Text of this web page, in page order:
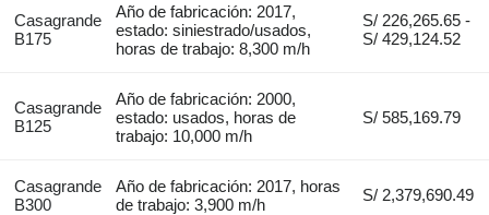
Casagrande
B175
Año de fabricación: 2017,
estado: siniestrado/usados,
horas de trabajo: 8,300 m/h
S/ 226,265.65 -
S/ 429,124.52
Casagrande
B125
Año de fabricación: 2000,
estado: usados, horas de
trabajo: 10,000 m/h
S/ 585,169.79
Casagrande
B300
Año de fabricación: 2017, horas
de trabajo: 3,900 m/h
S/ 2,379,690.49